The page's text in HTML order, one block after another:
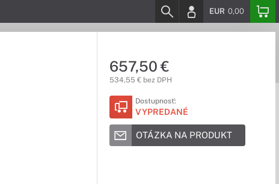
EUR 0,00
657,50 €
534,55 € bez DPH
Dostupnosť:
VYPREDANÉ
OTÁZKA NA PRODUKT